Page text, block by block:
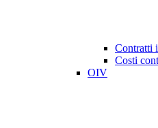
Contratti
Costi
OIV